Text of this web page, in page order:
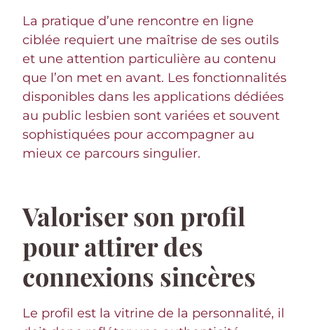
La pratique d’une rencontre en ligne
ciblée requiert une maîtrise de ses outils
et une attention particulière au contenu
que l’on met en avant. Les fonctionnalités
disponibles dans les applications dédiées
au public lesbien sont variées et souvent
sophistiquées pour accompagner au
mieux ce parcours singulier.
Valoriser son profil
pour attirer des
connexions sincères
Le profil est la vitrine de la personnalité, il